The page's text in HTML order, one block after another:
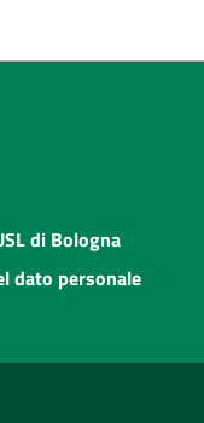
di Bologna
dato personale